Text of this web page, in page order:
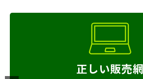
正しい相場調査